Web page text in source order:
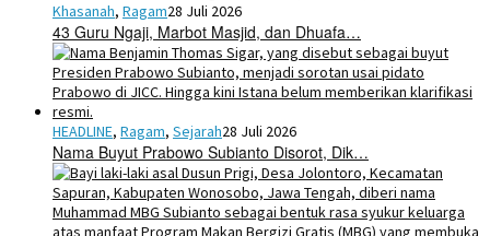
Khasanah, Ragam28 Juli 2026
43 Guru Ngaji, Marbot Masjid, dan Dhuafa…
HEADLINE, Ragam, Sejarah28 Juli 2026
Nama Buyut Prabowo Subianto Disorot, Dik…